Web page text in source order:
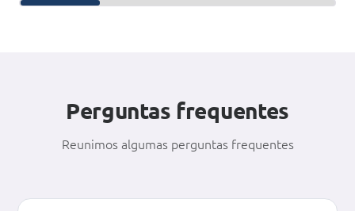
Perguntas frequentes
Reunimos algumas perguntas frequentes